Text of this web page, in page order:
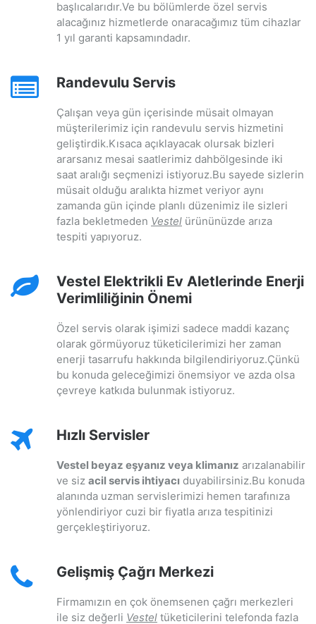
başlıcalarıdır.Ve bu bölümlerde özel servis
alacağınız hizmetlerde onaracağımız tüm cihazlar
1 yıl garanti kapsamındadır.
Randevulu Servis
Çalışan veya gün içerisinde müsait olmayan
müşterilerimiz için randevulu servis hizmetini
geliştirdik.Kısaca açıklayacak olursak bizleri
ararsanız mesai saatlerimiz dahbölgesinde iki
saat aralığı seçmenizi istiyoruz.Bu sayede sizlerin
müsait olduğu aralıkta hizmet veriyor aynı
zamanda gün içinde planlı düzenimiz ile sizleri
fazla bekletmeden Vestel ürününüzde arıza
tespiti yapıyoruz.
Vestel Elektrikli Ev Aletlerinde Enerji
Verimliliğinin Önemi
Özel servis olarak işimizi sadece maddi kazanç
olarak görmüyoruz tüketicilerimizi her zaman
enerji tasarrufu hakkında bilgilendiriyoruz.Çünkü
bu konuda geleceğimizi önemsiyor ve azda olsa
çevreye katkıda bulunmak istiyoruz.
Hızlı Servisler
Vestel beyaz eşyanız veya klimanız arızalanabilir
ve siz acil servis ihtiyacı duyabilirsiniz.Bu konuda
alanında uzman servislerimizi hemen tarafınıza
yönlendiriyor cuzi bir fiyatla arıza tespitinizi
gerçekleştiriyoruz.
Gelişmiş Çağrı Merkezi
Firmamızın en çok önemsenen çağrı merkezleri
ile siz değerli Vestel tüketicilerini telefonda fazla